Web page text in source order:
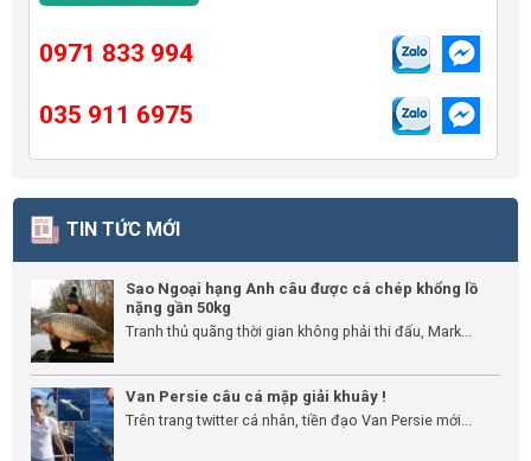
0971 833 994
035 911 6975
TIN TỨC MỚI
Sao Ngoại hạng Anh câu được cá chép khổng lồ
nặng gần 50kg
Tranh thủ quãng thời gian không phải thi đấu, Mark...
Van Persie câu cá mập giải khuây !
Trên trang twitter cá nhân, tiền đạo Van Persie mới...